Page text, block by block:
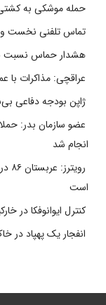
حمله موشکی به کشتی
تماس تلفنی نخست
هشدار حماس نسبت
عراقچی: مذاکرات با
ژاپن بودجه دفاعی بی‌سابقه ۵۶ میلیارد دلاری
عضو سازمان بدر:
انجام شد
است
کنترل ایوانوفکا در
انفجار یک پهپاد در